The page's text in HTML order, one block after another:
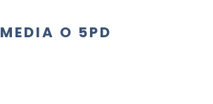
MEDIA O 5PD